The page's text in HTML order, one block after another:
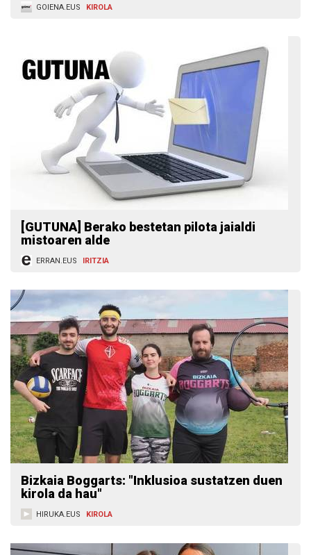
GOIENA.EUS KIROLA
[GUTUNA] Berako bestetan pilota jaialdi
mistoaren alde
ERRAN.EUS IRITZIA
Bizkaia Boggarts: "Inklusioa sustatzen duen
kirola da hau"
HIRUKA.EUS KIROLA